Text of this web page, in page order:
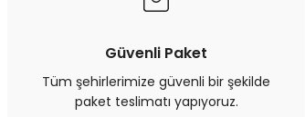
Bu ürüne benzer farklı alternatifler olmalı.
Güvenli Paket
Tüm şehirlerimize güvenli bir şekilde
paket teslimatı yapıyoruz.